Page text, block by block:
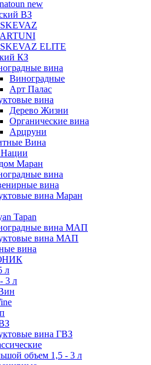
new
ВЗ
ELITE
КЗ
вина
Виноградные
Арт Палас
вина
Дерево Жизни
Органические вина
Арцруни
Вина
Нации
Маран
вина
вина
вина Маран
Tapan
вина МАП
вина МАП
вина
л
3 л
вина ГВЗ
объем 1,5 - 3 л